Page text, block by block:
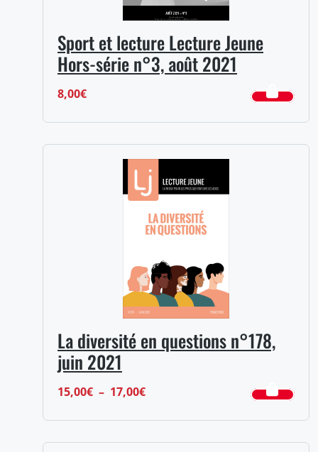
Sport et lecture Lecture Jeune
Hors-série n°3, août 2021
8,00€
La diversité en questions n°178,
juin 2021
15,00€ – 17,00€Plage